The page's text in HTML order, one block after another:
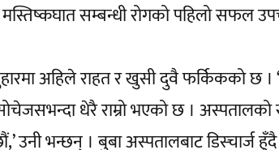
सम्बन्धी रोगको पहिलो सफल
अहिले राहत र खुसी दुवै फर्किकको छ
धेरै राम्रो भएको छ । अस्पतालको
उनी भन्छन् । बुबा अस्पतालबाट डिस्चार्ज